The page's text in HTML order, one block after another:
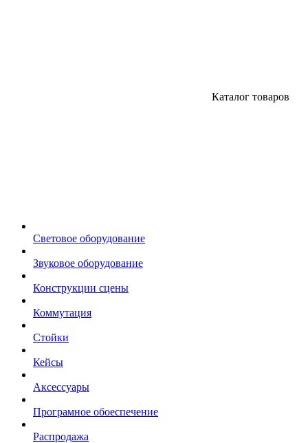
Каталог товаров
Световое оборудование
Звуковое оборудование
Конструкции сцены
Коммутация
Стойки
Кейсы
Аксессуары
Програмное обоеспечение
Распродажа